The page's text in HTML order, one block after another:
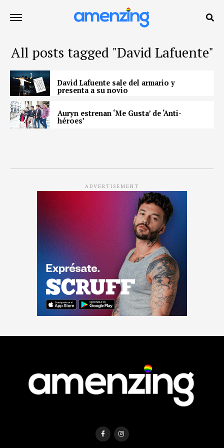
All posts tagged "David Lafuente"
David Lafuente sale del armario y
presenta a su novio
Auryn estrenan ‘Me Gusta’ de ‘Anti-
héroes’
ADVERTISEMENT